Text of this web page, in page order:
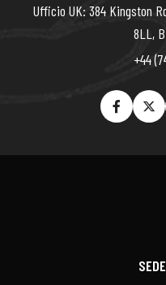
Ufficio UK: 384 Kingston
8LL,
+44